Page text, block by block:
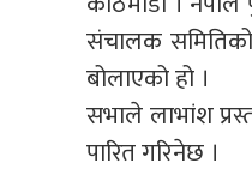
संचालक
बोलाएको हो ।
सभाले लाभांश
पारित गरिनेछ ।